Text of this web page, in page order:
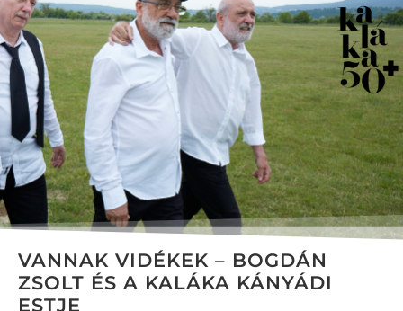
VANNAK VIDÉKEK – BOGDÁN
ZSOLT ÉS A KALÁKA KÁNYÁDI
ESTJE